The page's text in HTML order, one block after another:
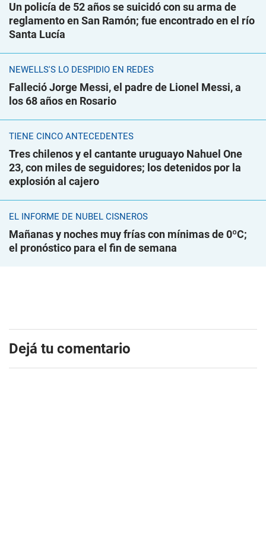
Un policía de 52 años se suicidó con su arma de
reglamento en San Ramón; fue encontrado en el río
Santa Lucía
NEWELLS'S LO DESPIDIÓ EN REDES
Falleció Jorge Messi, el padre de Lionel Messi, a
los 68 años en Rosario
TIENE CINCO ANTECEDENTES
Tres chilenos y el cantante uruguayo Nahuel One
23, con miles de seguidores; los detenidos por la
explosión al cajero
EL INFORME DE NUBEL CISNEROS
Mañanas y noches muy frías con mínimas de 0ºC;
el pronóstico para el fin de semana
Dejá tu comentario